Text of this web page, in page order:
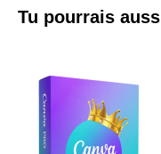
Tu pourrais